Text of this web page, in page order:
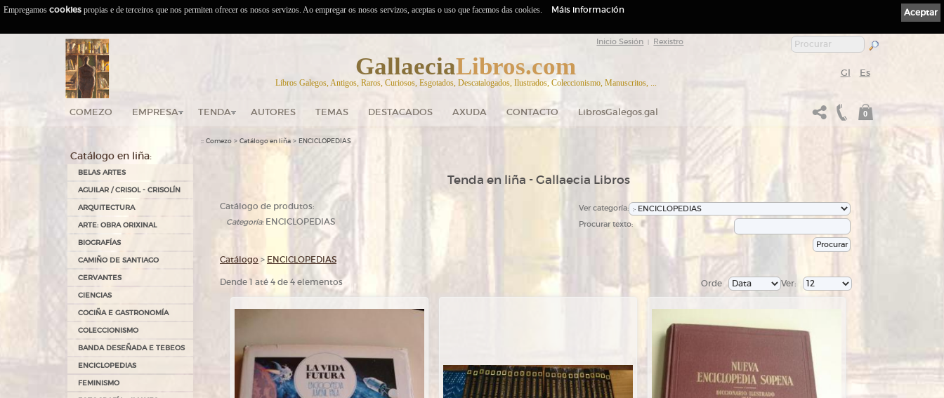
Inicio Sesión Rexistro
GallaeciaLibros.com
Libros Galegos, Antigos, Raros, Curiosos, Esgotados, Descatalogados, Ilustrados, Coleccionismo, Manuscritos, ...
Gl Es
COMEZO EMPRESA TENDA AUTORES TEMAS DESTACADOS AXUDA CONTACTO LibrosGalegos.gal 0
Catálogo en liña:
BELAS ARTES
AGUILAR / CRISOL - CRISOLÍN
ARQUITECTURA
ARTE: OBRA ORIXINAL
BIOGRAFÍAS
CAMIÑO DE SANTIAGO
CERVANTES
CIENCIAS
COCIÑA E GASTRONOMÍA
COLECCIONISMO
BANDA DESEÑADA E TEBEOS
ENCICLOPEDIAS
FEMINISMO
:: Comezo > Catálogo en liña > ENCICLOPEDIAS
Tenda en liña - Gallaecia Libros
Catálogo de produtos:
Categoría:ENCICLOPEDIAS
Ver categoría:
Procurar texto:
Catálogo > ENCICLOPEDIAS
Dende 1 até 4 de 4 elementos Ver:
Orde
Aceptar
Empregamos cookies propias e de terceiros que nos permiten ofrecer os nosos servizos. Ao empregar os nosos servizos, aceptas o uso que facemos das cookies. Máis información